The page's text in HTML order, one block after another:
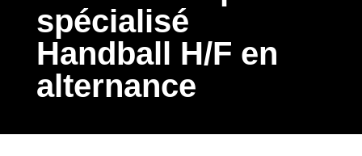
spécialisé
Handball H/F en
alternance